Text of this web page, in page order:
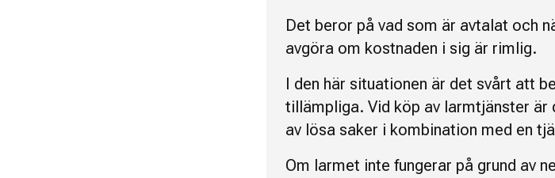
Det beror på vad som är avtalat och
avgöra om kostnaden i sig är rimlig.
I den här situationen är det svårt att
tillämpliga. Vid köp av larmtjänster
av lösa saker i kombination med en
Om larmet inte fungerar på grund av